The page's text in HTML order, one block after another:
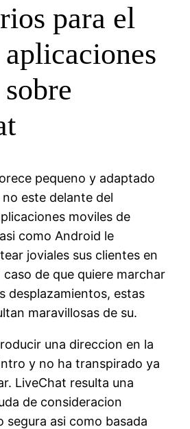
para el
pequeno y adaptado
este delante del
moviles de
como Android le
joviales sus clientes en
de que quiere marchar
desplazamientos, estas
maravillosas de su.
una direccion en la
y no ha transpirado ya
LiveChat resulta una
de consideracion
segura asi­ como basada